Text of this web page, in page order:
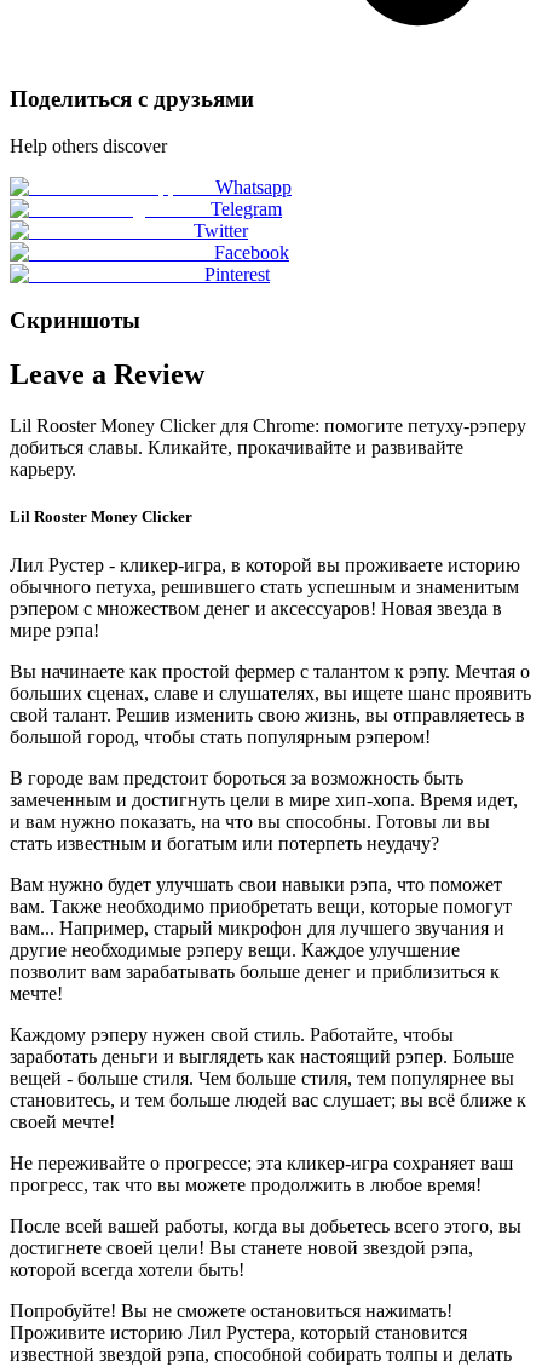
Поделиться с друзьями
Help others discover
Whatsapp
Telegram
Twitter
Facebook
Pinterest
Скриншоты
Leave a Review
Lil Rooster Money Clicker для Chrome: помогите петуху-рэперу
добиться славы. Кликайте, прокачивайте и развивайте
карьеру.
Lil Rooster Money Clicker
Лил Рустер - кликер-игра, в которой вы проживаете историю
обычного петуха, решившего стать успешным и знаменитым
рэпером с множеством денег и аксессуаров! Новая звезда в
мире рэпа!
Вы начинаете как простой фермер с талантом к рэпу. Мечтая о
больших сценах, славе и слушателях, вы ищете шанс проявить
свой талант. Решив изменить свою жизнь, вы отправляетесь в
большой город, чтобы стать популярным рэпером!
В городе вам предстоит бороться за возможность быть
замеченным и достигнуть цели в мире хип-хопа. Время идет,
и вам нужно показать, на что вы способны. Готовы ли вы
стать известным и богатым или потерпеть неудачу?
Вам нужно будет улучшать свои навыки рэпа, что поможет
вам. Также необходимо приобретать вещи, которые помогут
вам... Например, старый микрофон для лучшего звучания и
другие необходимые рэперу вещи. Каждое улучшение
позволит вам зарабатывать больше денег и приблизиться к
мечте!
Каждому рэперу нужен свой стиль. Работайте, чтобы
заработать деньги и выглядеть как настоящий рэпер. Больше
вещей - больше стиля. Чем больше стиля, тем популярнее вы
становитесь, и тем больше людей вас слушает; вы всё ближе к
своей мечте!
Не переживайте о прогрессе; эта кликер-игра сохраняет ваш
прогресс, так что вы можете продолжить в любое время!
После всей вашей работы, когда вы добьетесь всего этого, вы
достигнете своей цели! Вы станете новой звездой рэпа,
которой всегда хотели быть!
Попробуйте! Вы не сможете остановиться нажимать!
Проживите историю Лил Рустера, который становится
известной звездой рэпа, способной собирать толпы и делать